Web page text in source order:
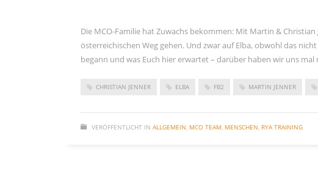
September 2022
Januar 2022
Oktober 2021
Juni 2021
Die MCO-Familie hat Zuwachs bekommen: Mit Martin &
österreichischen Weg gehen. Und zwar auf Elba, obwohl das
begann und was Euch hier erwartet – darüber haben wir uns
CHRISTIAN JENNER ELBA FB2 MARTIN JENNER
VERÖFFENTLICHT IN ALLGEMEIN MCO TEAM MENSCHEN RYA TRAINING